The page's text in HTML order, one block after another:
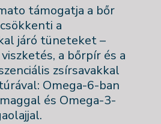
támogatja a bőr
a
járó tüneteket –
a bőrpír és a
zsírsavakkal
Omega-6-ban
és Omega-3-